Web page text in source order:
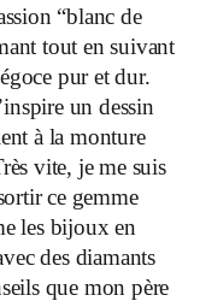
“blanc de
tout en suivant
pur et dur.
un dessin
à la monture
vite, je me suis
ce gemme
les bijoux en
des diamants
que mon père